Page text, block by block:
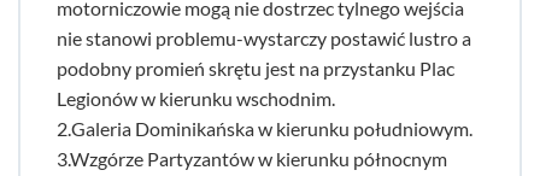
motorniczowie mogą nie dostrzec tylnego wejścia
nie stanowi problemu-wystarczy postawić lustro a
podobny promień skrętu jest na przystanku Plac
Legionów w kierunku wschodnim.
2.Galeria Dominikańska w kierunku południowym.
3.Wzgórze Partyzantów w kierunku północnym